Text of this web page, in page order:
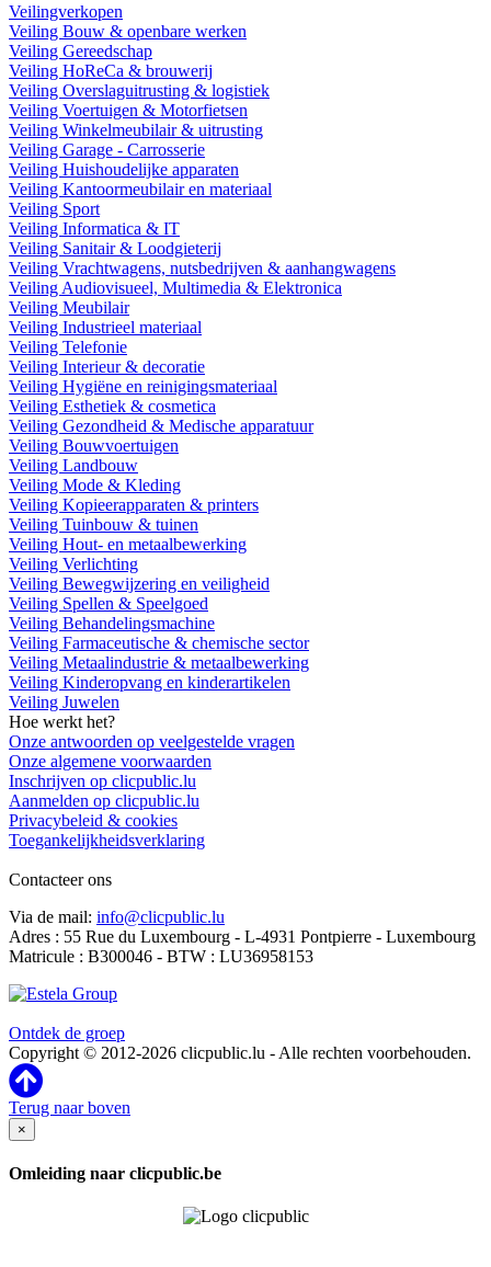
Veilingverkopen
Veiling Bouw & openbare werken
Veiling Gereedschap
Veiling HoReCa & brouwerij
Veiling Overslaguitrusting & logistiek
Veiling Voertuigen & Motorfietsen
Veiling Winkelmeubilair & uitrusting
Veiling Garage - Carrosserie
Veiling Huishoudelijke apparaten
Veiling Kantoormeubilair en materiaal
Veiling Sport
Veiling Informatica & IT
Veiling Sanitair & Loodgieterij
Veiling Vrachtwagens, nutsbedrijven & aanhangwagens
Veiling Audiovisueel, Multimedia & Elektronica
Veiling Meubilair
Veiling Industrieel materiaal
Veiling Telefonie
Veiling Interieur & decoratie
Veiling Hygiëne en reinigingsmateriaal
Veiling Esthetiek & cosmetica
Veiling Gezondheid & Medische apparatuur
Veiling Bouwvoertuigen
Veiling Landbouw
Veiling Mode & Kleding
Veiling Kopieerapparaten & printers
Veiling Tuinbouw & tuinen
Veiling Hout- en metaalbewerking
Veiling Verlichting
Veiling Bewegwijzering en veiligheid
Veiling Spellen & Speelgoed
Veiling Behandelingsmachine
Veiling Farmaceutische & chemische sector
Veiling Metaalindustrie & metaalbewerking
Veiling Kinderopvang en kinderartikelen
Veiling Juwelen
Hoe werkt het?
Onze antwoorden op veelgestelde vragen
Onze algemene voorwaarden
Inschrijven op clicpublic.lu
Aanmelden op clicpublic.lu
Privacybeleid & cookies
Toegankelijkheidsverklaring
Contacteer ons
Via de mail: info@clicpublic.lu
Adres : 55 Rue du Luxembourg - L-4931 Pontpierre - Luxembourg
Matricule : B300046 - BTW : LU36958153
Ontdek de groep
Copyright © 2012-2026 clicpublic.lu - Alle rechten voorbehouden.
Terug naar boven
×
Omleiding naar clicpublic.be